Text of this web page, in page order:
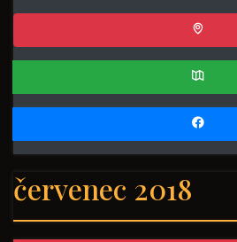
červenec 2018